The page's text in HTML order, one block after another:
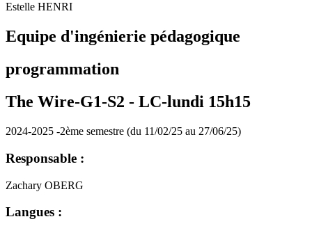
Estelle HENRI
Equipe d'ingénierie pédagogique
programmation
The Wire-G1-S2 - LC-lundi 15h15
2024-2025 -2ème semestre (du 11/02/25 au 27/06/25)
Responsable :
Zachary OBERG
Langues :